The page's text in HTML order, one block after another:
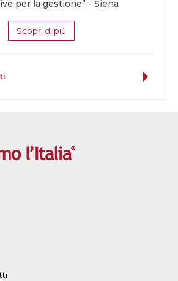
per la gestione” - Siena
Scopri di più